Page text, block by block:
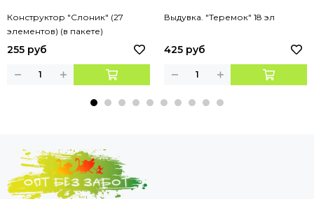
Конструктор "Слоник" (27
элементов) (в пакете)
255 руб
Выдувка. "Теремок" 18 эл
425 руб